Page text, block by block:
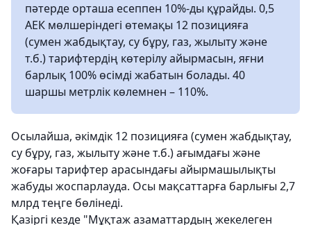
пәтерде орташа есеппен 10%-ды құрайды. 0,5
АЕК мөлшеріндегі өтемақы 12 позицияға
(сумен жабдықтау, су бұру, газ, жылыту және
т.б.) тарифтердің көтерілу айырмасын, яғни
барлық 100% өсімді жабатын болады. 40
шаршы метрлік көлемнен – 110%.
Осылайша, әкімдік 12 позицияға (сумен жабдықтау,
су бұру, газ, жылыту және т.б.) ағымдағы және
жоғары тарифтер арасындағы айырмашылықты
жабуды жоспарлауда. Осы мақсаттарға барлығы 2,7
млрд теңге бөлінеді.
Қазіргі кезде "Мұқтаж азаматтардың жекелеген